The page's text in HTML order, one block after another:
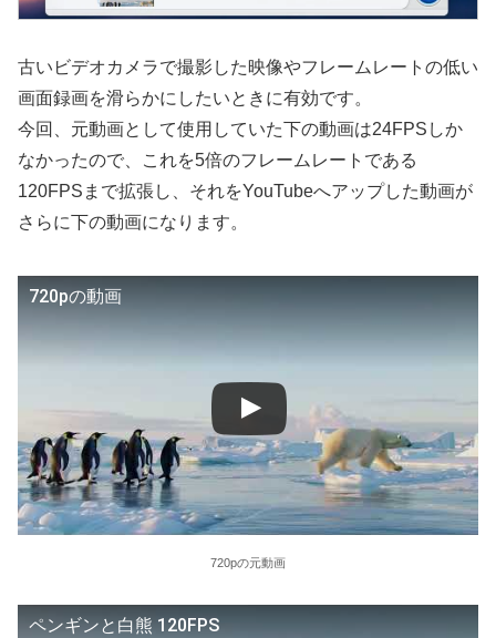
古いビデオカメラで撮影した映像やフレームレートの低い
画面録画を滑らかにしたいときに有効です。
今回、元動画として使用していた下の動画は24FPSしか
なかったので、これを5倍のフレームレートである
120FPSまで拡張し、それをYouTubeへアップした動画が
さらに下の動画になります。
720pの動画
720pの元動画
ペンギンと白熊 120FPS